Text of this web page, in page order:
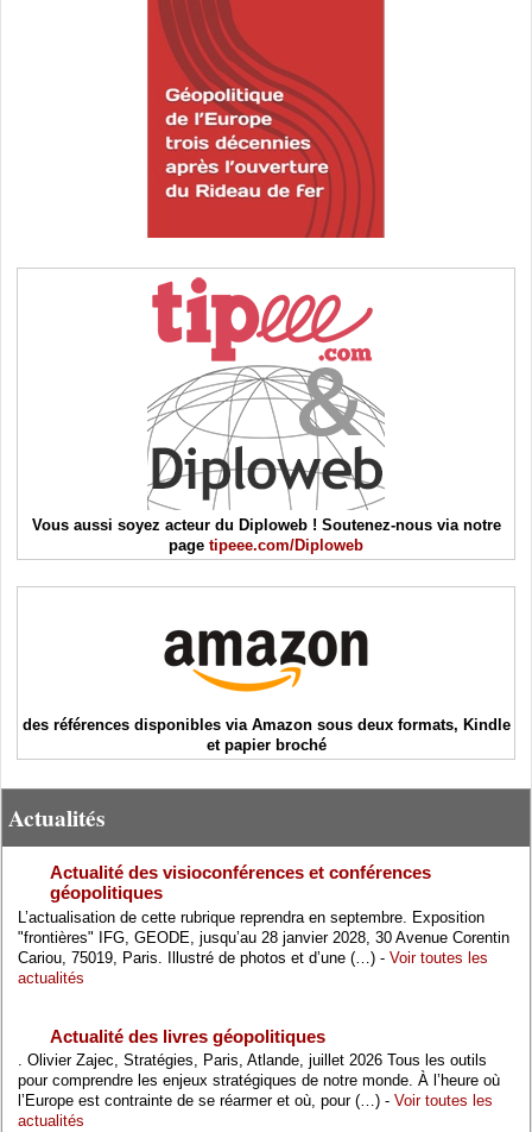
Vous aussi soyez acteur du Diploweb ! Soutenez-nous via notre
page tipeee.com/Diploweb
des références disponibles via Amazon sous deux formats, Kindle
et papier broché
Actualités
Actualité des visioconférences et conférences
géopolitiques
L’actualisation de cette rubrique reprendra en septembre. Exposition
"frontières" IFG, GEODE, jusqu’au 28 janvier 2028, 30 Avenue Corentin
Cariou, 75019, Paris. Illustré de photos et d’une (…) - Voir toutes les
actualités
Actualité des livres géopolitiques
. Olivier Zajec, Stratégies, Paris, Atlande, juillet 2026 Tous les outils
pour comprendre les enjeux stratégiques de notre monde. À l’heure où
l’Europe est contrainte de se réarmer et où, pour (…) - Voir toutes les
actualités